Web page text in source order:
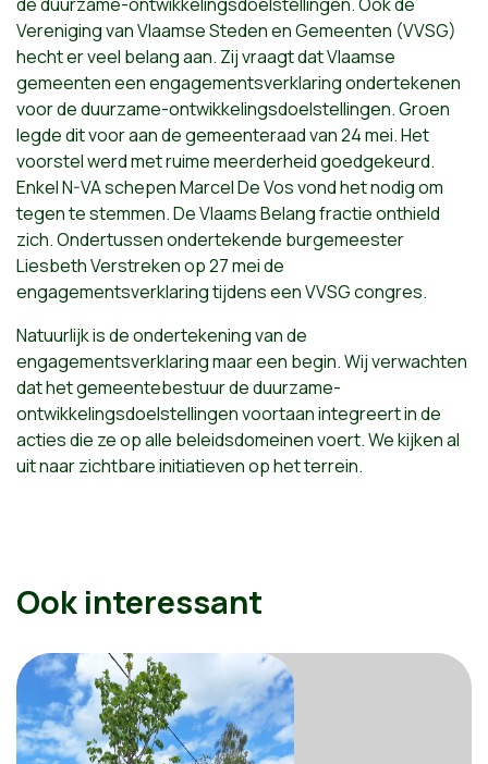
Vereniging van Vlaamse Steden en Gemeenten (VVSG)
hecht er veel belang aan. Zij vraagt dat Vlaamse
gemeenten een engagementsverklaring ondertekenen
voor de duurzame-ontwikkelingsdoelstellingen.Groen
legde dit voor aan de gemeenteraad van 24 mei. Het
voorstel werd met ruime meerderheid goedgekeurd.
Enkel N-VA schepen Marcel De Vos vond het nodig om
tegen te stemmen. De Vlaams Belang fractie onthield
zich. Ondertussen ondertekende burgemeester
Liesbeth Verstrekenop27 mei de
engagementsverklaring tijdens een VVSG congres.
Natuurlijk is de ondertekening van de
engagementsverklaring maar een begin. Wij verwachten
dat het gemeentebestuur de duurzame-
ontwikkelingsdoelstellingen voortaan integreert in de
acties die zeopalle beleidsdomeinen voert. We kijken al
uit naar zichtbare initiatievenophet terrein.
Ook interessant